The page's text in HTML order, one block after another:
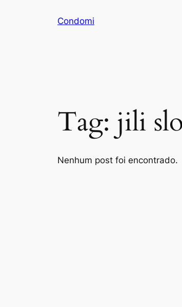
Condomi
Tag: jili
Nenhum post foi encontrado.